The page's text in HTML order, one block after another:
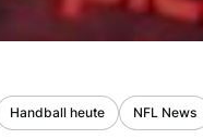
Handball heute NFL News